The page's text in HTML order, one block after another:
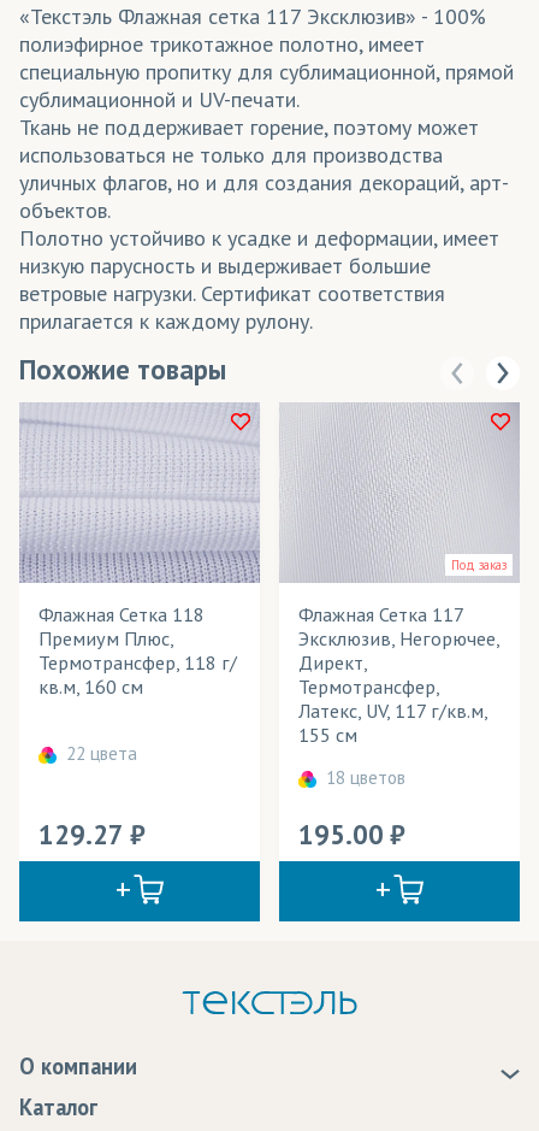
«Текстэль Флажная сетка 117 Эксклюзив» - 100%
полиэфирное трикотажное полотно, имеет
специальную пропитку для сублимационной, прямой
сублимационной и UV-печати.
Ткань не поддерживает горение, поэтому может
использоваться не только для производства
уличных флагов, но и для создания декораций, арт-
объектов.
Полотно устойчиво к усадке и деформации, имеет
низкую парусность и выдерживает большие
ветровые нагрузки. Сертификат соответствия
прилагается к каждому рулону.
Похожие товары
Флажная Сетка 118
Премиум Плюс,
Термотрансфер, 118 г/
кв.м, 160 см
22 цвета
129.27
Под заказ
Флажная Сетка 117
Эксклюзив, Негорючее,
Директ,
Термотрансфер,
Латекс, UV, 117 г/кв.м,
155 см
18 цветов
195.00
О компании
Каталог